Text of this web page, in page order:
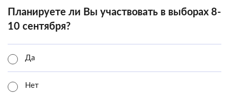
Планируете ли Вы участвовать в выборах 8-
10 сентября?
Да
Нет